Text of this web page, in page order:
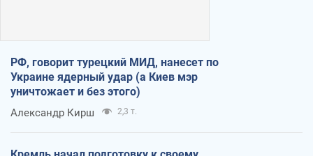
РФ, говорит турецкий МИД, нанесет по
Украине ядерный удар (а Киев мэр
уничтожает и без этого)
Александр Кирш 2,3 т.